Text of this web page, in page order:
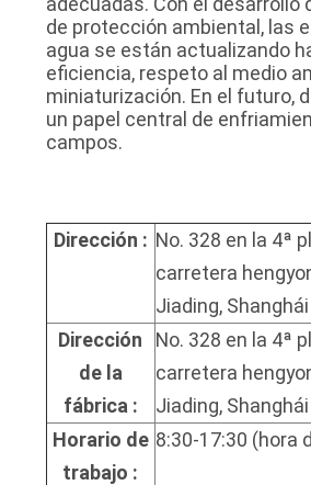
de protección ambiental, las
agua se están actualizando
eficiencia, respeto al medio
miniaturización. En el futuro,
un papel central de
campos.
Dirección : No. 328 en la 4ª
carretera
Jiading, Shanghái
Dirección
de la
fábrica :
No. 328 en la 4ª
carretera
Jiading, Shanghái
Horario de
trabajo :
8:30-17:30 (hora